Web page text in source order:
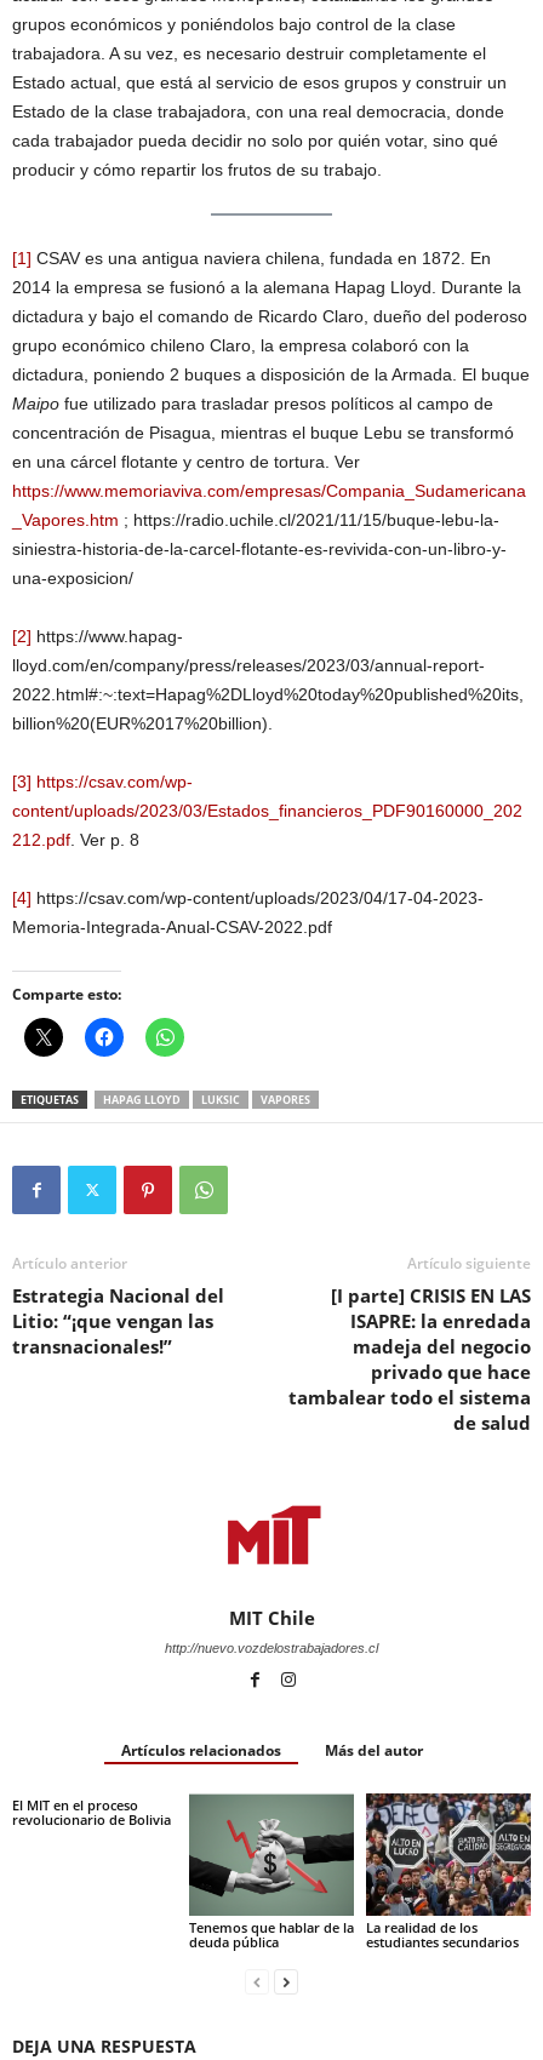
grupos económicos y poniéndolos bajo control de la clase
trabajadora. A su vez, es necesario destruir completamente el
Estado actual, que está al servicio de esos grupos y construir un
Estado de la clase trabajadora, con una real democracia, donde
cada trabajador pueda decidir no solo por quién votar, sino qué
producir y cómo repartir los frutos de su trabajo.
[1] CSAV es una antigua naviera chilena, fundada en 1872. En
2014 la empresa se fusionó a la alemana Hapag Lloyd. Durante la
dictadura y bajo el comando de Ricardo Claro, dueño del poderoso
grupo económico chileno Claro, la empresa colaboró con la
dictadura, poniendo 2 buques a disposición de la Armada. El buque
Maipo fue utilizado para trasladar presos políticos al campo de
concentración de Pisagua, mientras el buque Lebu se transformó
en una cárcel flotante y centro de tortura. Ver
https://www.memoriaviva.com/empresas/Compania_Sudamericana
_Vapores.htm ; https://radio.uchile.cl/2021/11/15/buque-lebu-la-
siniestra-historia-de-la-carcel-flotante-es-revivida-con-un-libro-y-
una-exposicion/
[2] https://www.hapag-
lloyd.com/en/company/press/releases/2023/03/annual-report-
2022.html#:~:text=Hapag%2DLloyd%20today%20published%20its,
billion%20(EUR%2017%20billion).
[3] https://csav.com/wp-
content/uploads/2023/03/Estados_financieros_PDF90160000_202
212.pdf . Ver p. 8
[4] https://csav.com/wp-content/uploads/2023/04/17-04-2023-
Memoria-Integrada-Anual-CSAV-2022.pdf
Comparte esto:
ETIQUETAS HAPAG LLOYD LUKSIC VAPORES
Artículo anterior
Estrategia Nacional del
Litio: “¡que vengan las
transnacionales!”
Artículo siguiente
[I parte] CRISIS EN LAS
ISAPRE: la enredada
madeja del negocio
privado que hace
tambalear todo el sistema
de salud
MIT Chile
http://nuevo.vozdelostrabajadores.cl
Artículos relacionados Más del autor
El MIT en el proceso
revolucionario de Bolivia
Tenemos que hablar de la
deuda pública
La realidad de los
estudiantes secundarios
DEJA UNA RESPUESTA